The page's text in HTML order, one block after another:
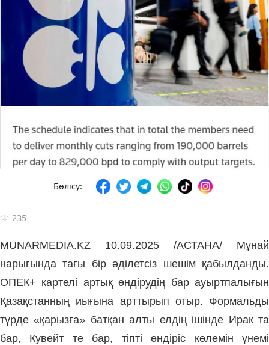
Бөлісу:
235
MUNARMEDIA.KZ 10.09.2025 /АСТАНА/ Мұнай
нарығында тағы бір әділетсіз шешім қабылданды.
ОПЕК+ картелі артық өндірудің бар ауыртпалығын
Қазақстанның иығына арттырып отыр. Формальды
түрде «қарызға» батқан алты елдің ішінде Ирак та
бар, Кувейт те бар, тіпті өндіріс көлемін үнемі